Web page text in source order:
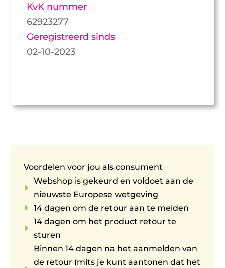
KvK nummer
62923277
Geregistreerd sinds
02-10-2023
Voordelen voor jou als consument
E
Webshop is gekeurd en voldoet aan de
nieuwste Europese wetgeving
E 14 dagen om de retour aan te melden
E
14 dagen om het product retour te
sturen
Binnen 14 dagen na het aanmelden van
de retour (mits je kunt aantonen dat het